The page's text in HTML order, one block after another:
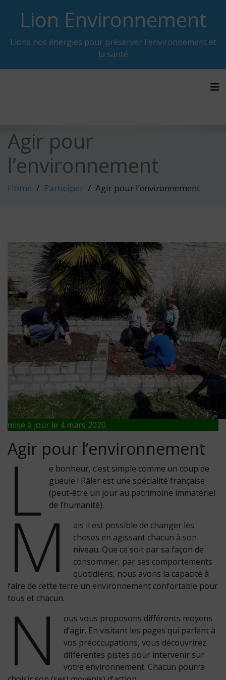
contentLion Environnement
Lions nos énergies pour préserver l'environnement et
la santé
Agir pour
l’environnement
Home Participer Agir pour l’environnement
mise à jour le 4 mars 2020
Agir pour l’environnement
L
e bonheur, c’est simple comme un coup de
gueule ! Râler est une spécialité française
(peut-être un jour au patrimoine immatériel
de l’humanité).
M
ais il est possible de changer les
choses en agissant chacun à son
niveau. Que ce soit par sa façon de
consommer, par ses comportements
quotidiens, nous avons la capacité à
faire de cette terre un environnement confortable pour
tous et chacun.
N
ous vous proposons différents moyens
d’agir. En visitant les pages qui parlent à
vos préoccupations, vous découvrirez
différentes pistes pour intervenir sur
votre environnement. Chacun pourra